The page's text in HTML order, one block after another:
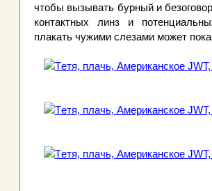
чтобы вызывать бурный и
контактных линз и
плакать чужими слезами может